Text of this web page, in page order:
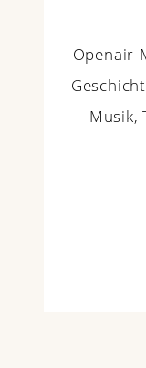
Openair-
Musik,